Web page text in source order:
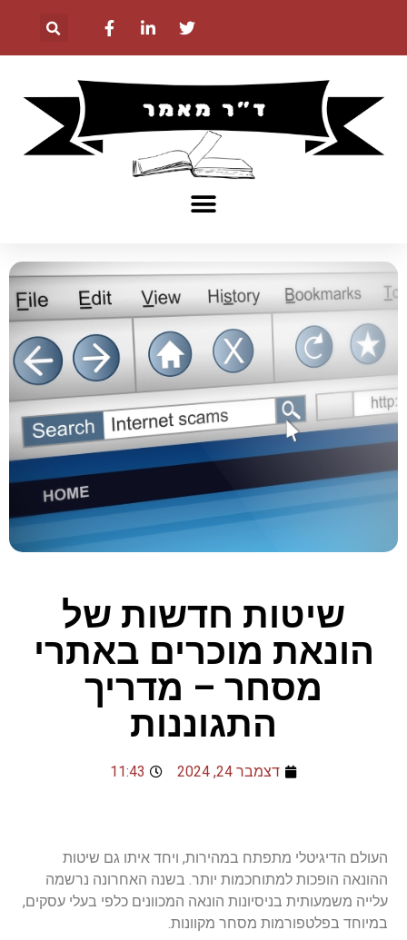
שיטות חדשות של
הונאת מוכרים באתרי
מסחר – מדריך
התגוננות
דצמבר 24, 2024 11:43
העולם הדיגיטלי מתפתח במהירות, ויחד איתו גם שיטות
ההונאה הופכות למתוחכמות יותר. בשנה האחרונה נרשמה
עלייה משמעותית בניסיונות הונאה המכוונים כלפי בעלי עסקים,
במיוחד בפלטפורמות מסחר מקוונות.